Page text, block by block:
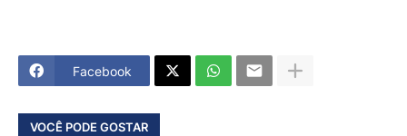
Facebook
VOCÊ PODE GOSTAR